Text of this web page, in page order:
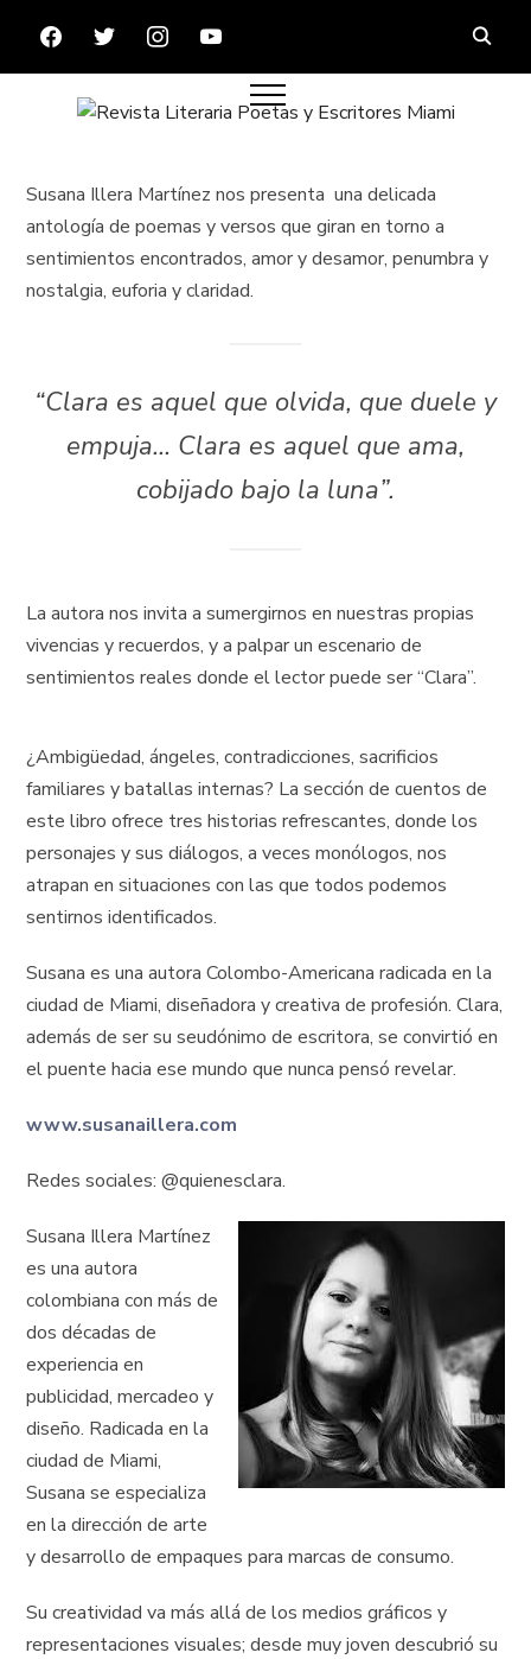
FACEBOOKTWITTERINSTAGRAMYOUTUBE
Susana Illera Martínez nos presenta una delicada
antología de poemas y versos que giran en torno a
sentimientos encontrados, amor y desamor, penumbra y
nostalgia, euforia y claridad.
“Clara es aquel que olvida, que duele y
empuja… Clara es aquel que ama,
cobijado bajo la luna”.
La autora nos invita a sumergirnos en nuestras propias
vivencias y recuerdos, y a palpar un escenario de
sentimientos reales donde el lector puede ser “Clara”.
¿Ambigüedad, ángeles, contradicciones, sacrificios
familiares y batallas internas? La sección de cuentos de
este libro ofrece tres historias refrescantes, donde los
personajes y sus diálogos, a veces monólogos, nos
atrapan en situaciones con las que todos podemos
sentirnos identificados.
Susana es una autora Colombo-Americana radicada en la
ciudad de Miami, diseñadora y creativa de profesión. Clara,
además de ser su seudónimo de escritora, se convirtió en
el puente hacia ese mundo que nunca pensó revelar.
www.susanaillera.com
Redes sociales: @quienesclara.
Susana Illera Martínez
es una autora
colombiana con más de
dos décadas de
experiencia en
publicidad, mercadeo y
diseño. Radicada en la
ciudad de Miami,
Susana se especializa
en la dirección de arte
y desarrollo de empaques para marcas de consumo.
Su creatividad va más allá de los medios gráficos y
representaciones visuales; desde muy joven descubrió su